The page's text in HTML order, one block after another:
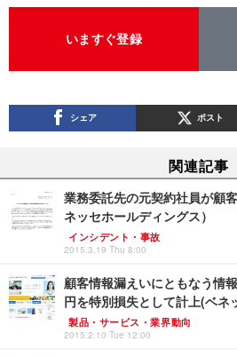
いますぐ登録
シェア ポスト
関連記事
業務委託先の元契約社員が顧
ネッセホールディングス）
インシデント・事故
2015.3.19 Thu 8:00
顧客情報漏えいにともなう情
円を特別損失として計上(ベネ
製品・サービス・業界動向
2015.2.10 Tue 12:00